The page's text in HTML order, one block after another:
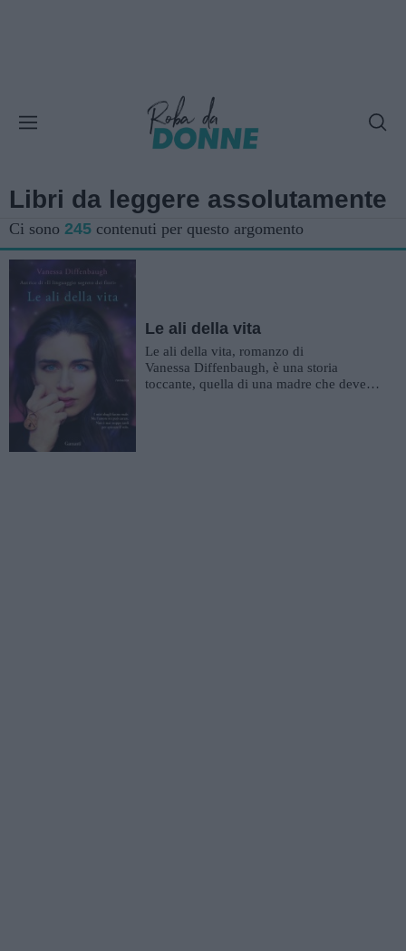
Libri da leggere assolutamente
Ci sono 245 contenuti per questo argomento
Le ali della vita
Le ali della vita, romanzo di
Vanessa Diffenbaugh, è una storia
toccante, quella di una madre che deve